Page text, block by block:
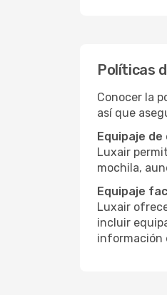
Políticas
Conocer la
así que
Equipaje de
Luxair
mochila,
Equipaje
Luxair
incluir
información